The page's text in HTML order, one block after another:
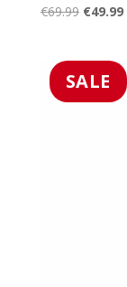
Gewaardeerd
5.00
€69.99
€69.99.
€49.99
SALE